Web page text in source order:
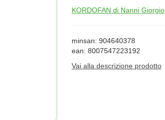
KORDOFAN di Nanni Giorgio
minsan: 904640378
ean: 8007547223192
Vai alla descrizione prodotto